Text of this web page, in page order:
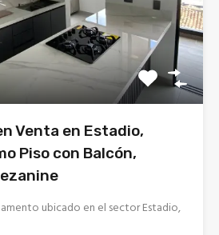
Venta en Estadio,
Piso con Balcón,
ubicado en el sector Estadio,